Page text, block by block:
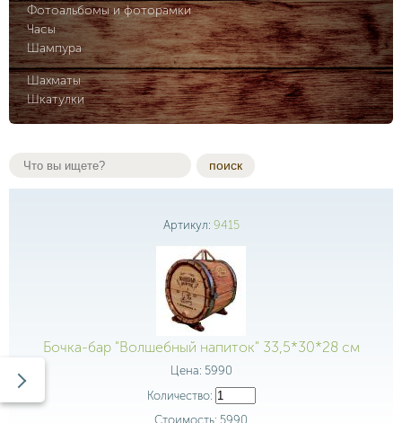
Фотоальбомы и фоторамки
Часы
Шампура
Шахматы
Шкатулки
поиск
Артикул: 9415
Бочка-бар "Волшебный напиток" 33,5*30*28 см
Цена: 5990
Количество:
Стоимость: 5990